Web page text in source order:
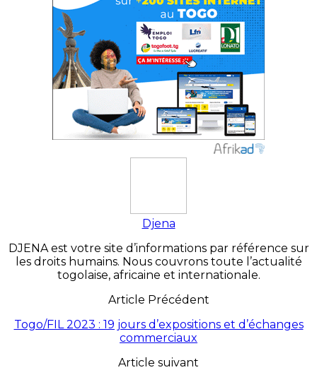
Djena
DJENA est votre site d’informations par référence sur
les droits humains. Nous couvrons toute l’actualité
togolaise, africaine et internationale.
Article Précédent
Togo/FIL 2023 : 19 jours d’expositions et d’échanges
commerciaux
Article suivant